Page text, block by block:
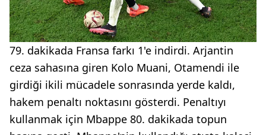
79. dakikada Fransa farkı 1'e indirdi. Arjantin
ceza sahasına giren Kolo Muani, Otamendi ile
girdiği ikili mücadele sonrasında yerde kaldı,
hakem penaltı noktasını gösterdi. Penaltıyı
kullanmak için Mbappe 80. dakikada topun